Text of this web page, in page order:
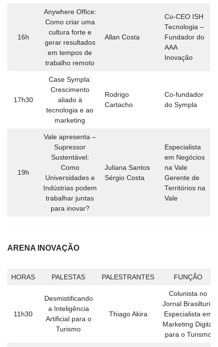
16h
Anywhere Office:
Como criar uma
cultura forte e
gerar resultados
em tempos de
trabalho remoto
Allan Costa
Co-CEO ISH
Tecnologia –
Fundador do
AAA
Inovação
17h30
Case Sympla:
Crescimento
aliado à
tecnologia e ao
marketing
Rodrigo
Cartacho
Co-fundador
do Sympla
19h
Vale apresenta –
Supressor
Sustentável:
Como
Universidades e
Indústrias podem
trabalhar juntas
para inovar?
Juliana Santos
Sérgio Costa
Especialista
em Negócios
na Vale
Gerente de
Territórios na
Vale
ARENA INOVAÇÃO
HORAS PALESTAS PALESTRANTES FUNÇÃO
11h30
Desmistificando
a Inteligência
Artificial para o
Turismo
Thiago Akira
Colunista no
Jornal Brasilturis
Especialista em
Marketing Digital
para o Turismo